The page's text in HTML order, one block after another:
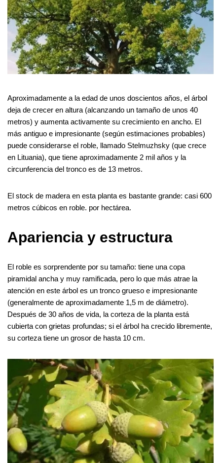
Aproximadamente a la edad de unos doscientos años, el árbol
deja de crecer en altura (alcanzando un tamaño de unos 40
metros) y aumenta activamente su crecimiento en ancho. El
más antiguo e impresionante (según estimaciones probables)
puede considerarse el roble, llamado Stelmuzhsky (que crece
en Lituania), que tiene aproximadamente 2 mil años y la
circunferencia del tronco es de 13 metros.
El stock de madera en esta planta es bastante grande: casi 600
metros cúbicos en roble. por hectárea.
Apariencia y estructura
El roble es sorprendente por su tamaño: tiene una copa
piramidal ancha y muy ramificada, pero lo que más atrae la
atención en este árbol es un tronco grueso e impresionante
(generalmente de aproximadamente 1,5 m de diámetro).
Después de 30 años de vida, la corteza de la planta está
cubierta con grietas profundas; si el árbol ha crecido libremente,
su corteza tiene un grosor de hasta 10 cm.